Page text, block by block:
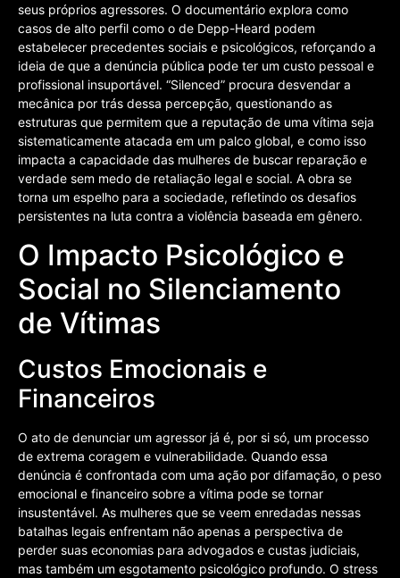
seus próprios agressores. O documentário explora como
casos de alto perfil como o de Depp-Heard podem
estabelecer precedentes sociais e psicológicos, reforçando a
ideia de que a denúncia pública pode ter um custo pessoal e
profissional insuportável. “Silenced” procura desvendar a
mecânica por trás dessa percepção, questionando as
estruturas que permitem que a reputação de uma vítima seja
sistematicamente atacada em um palco global, e como isso
impacta a capacidade das mulheres de buscar reparação e
verdade sem medo de retaliação legal e social. A obra se
torna um espelho para a sociedade, refletindo os desafios
persistentes na luta contra a violência baseada em gênero.
O Impacto Psicológico e
Social no Silenciamento
de Vítimas
Custos Emocionais e
Financeiros
O ato de denunciar um agressor já é, por si só, um processo
de extrema coragem e vulnerabilidade. Quando essa
denúncia é confrontada com uma ação por difamação, o peso
emocional e financeiro sobre a vítima pode se tornar
insustentável. As mulheres que se veem enredadas nessas
batalhas legais enfrentam não apenas a perspectiva de
perder suas economias para advogados e custas judiciais,
mas também um esgotamento psicológico profundo. O stress